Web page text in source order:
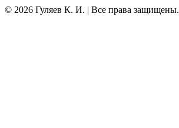
© 2026 Гуляев К. И. | Все права защищены.